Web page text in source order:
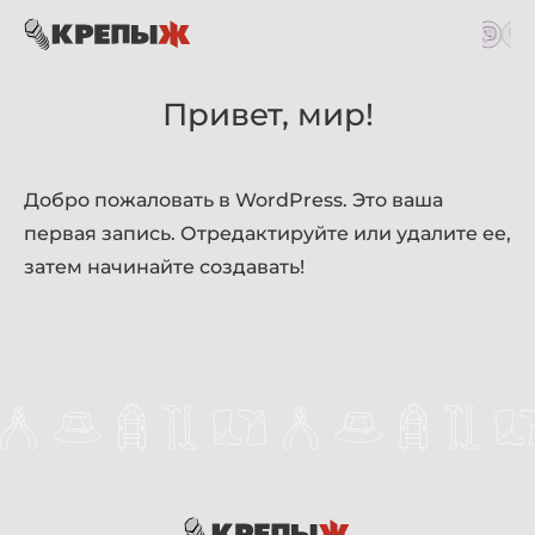
Привет, мир!
Добро пожаловать в WordPress. Это ваша
первая запись. Отредактируйте или удалите ее,
затем начинайте создавать!